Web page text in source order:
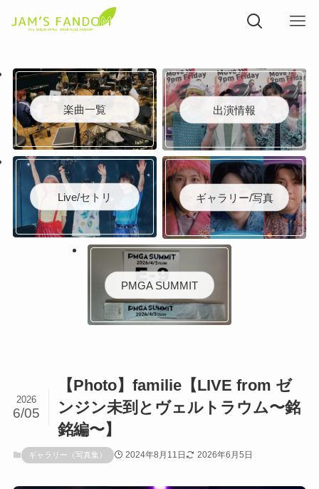
楽曲一覧 出演情報
Live/セトリ ギャラリー/写真
PMGA SUMMIT
【Photo】familie【LIVE from ゼ
ンジン未到とヴェルトラウム〜銘
銘編〜】
2026
6/05
ギャラリー（写真集） 2024年8月11日 2026年6月5日